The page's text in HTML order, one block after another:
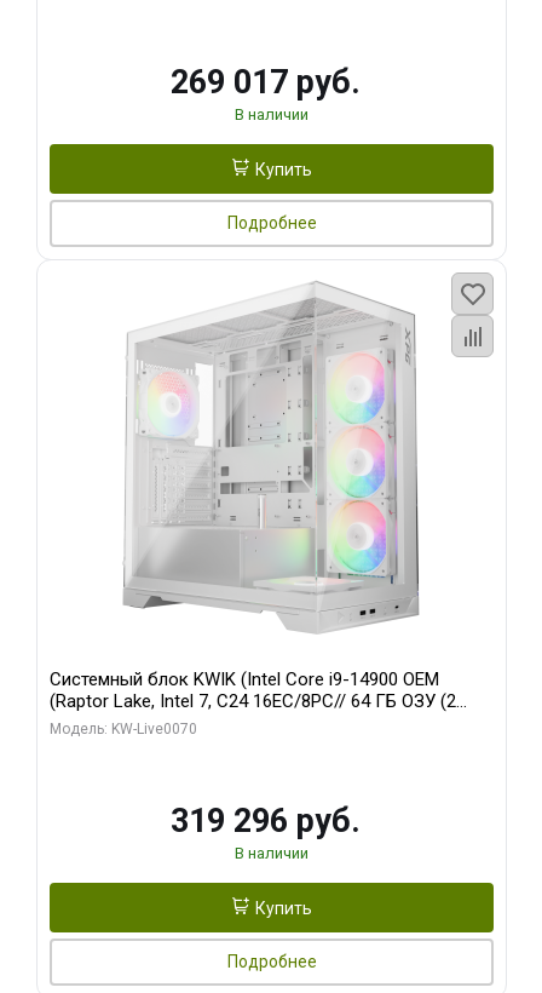
269 017 руб.
В наличии
Купить
Подробнее
Системный блок KWIK (Intel Core i9-14900 OEM
(Raptor Lake, Intel 7, C24 16EC/8PC// 64 ГБ ОЗУ (2
модуля)/ Gigabyte RTX5080 XTREME WATERFORCE
Модель: KW-Live0070
319 296 руб.
В наличии
Купить
Подробнее